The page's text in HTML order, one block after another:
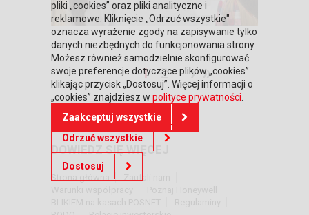
1 2 ›»
DOWIEDZ SIĘ WIĘCEJ
pliki „cookies” oraz pliki analityczne i
reklamowe. Kliknięcie „Odrzuć wszystkie"
oznacza wyrażenie zgody na zapisywanie tylko
danych niezbędnych do funkcjonowania strony.
Możesz również samodzielnie skonfigurować
swoje preferencje dotyczące plików „cookies”
klikając przycisk „Dostosuj”. Więcej informacji o
„cookies” znajdziesz w polityce prywatności
Zaakceptuj wszystkie
Odrzuć wszystkie
Dostosuj